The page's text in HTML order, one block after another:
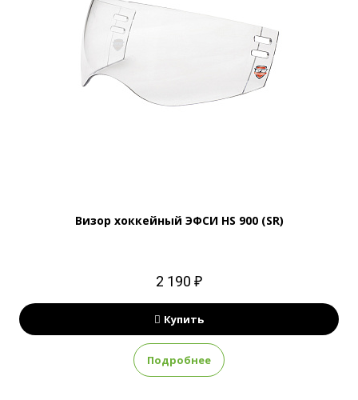
Визор хоккейный ЭФСИ HS 900 (SR)
2 190 ₽
Купить
Подробнее